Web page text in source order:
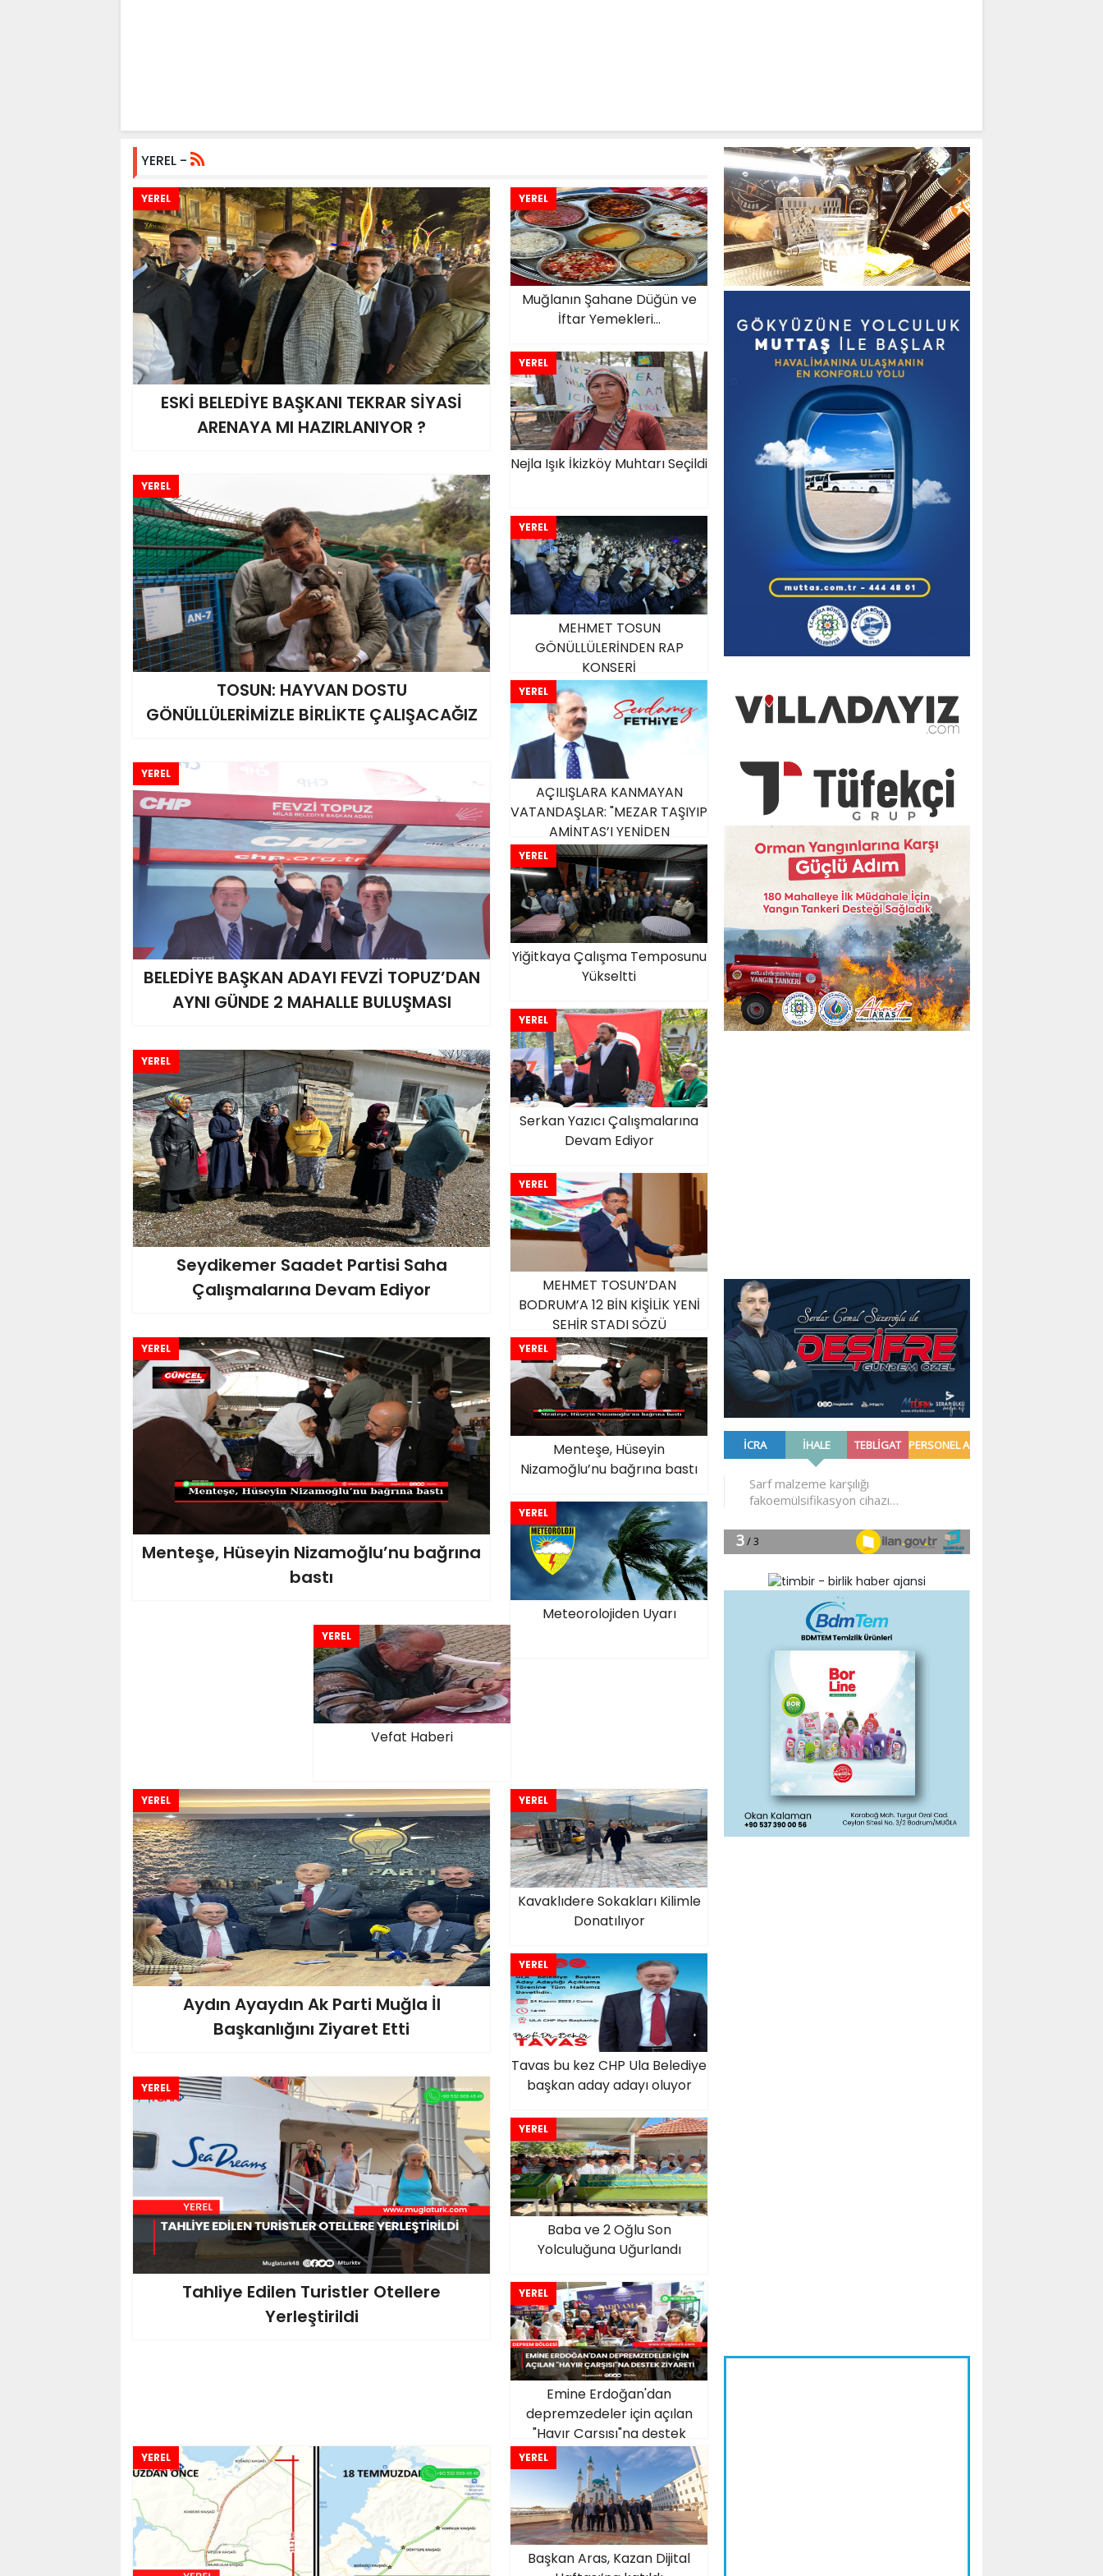
YEREL -
YEREL
ESKİ BELEDİYE BAŞKANI TEKRAR SİYASİ
ARENAYA MI HAZIRLANIYOR ?
YEREL
Muğlanın Şahane Düğün ve
İftar Yemekleri...
YEREL
Nejla Işık İkizköy Muhtarı Seçildi
YEREL
TOSUN: HAYVAN DOSTU
GÖNÜLLÜLERİMİZLE BİRLİKTE ÇALIŞACAĞIZ
YEREL
MEHMET TOSUN
GÖNÜLLÜLERİNDEN RAP
KONSERİ
YEREL
AÇILIŞLARA KANMAYAN
VATANDAŞLAR: "MEZAR TAŞIYIP
AMİNTAS’I YENİDEN
AÇACAKLAR"
YEREL
BELEDİYE BAŞKAN ADAYI FEVZİ TOPUZ’DAN
AYNI GÜNDE 2 MAHALLE BULUŞMASI
YEREL
Yiğitkaya Çalışma Temposunu
Yükseltti
YEREL
Serkan Yazıcı Çalışmalarına
Devam Ediyor
YEREL
Seydikemer Saadet Partisi Saha
Çalışmalarına Devam Ediyor
YEREL
MEHMET TOSUN’DAN
BODRUM’A 12 BİN KİŞİLİK YENİ
ŞEHİR STADI SÖZÜ
YEREL
Menteşe, Hüseyin
Nizamoğlu’nu bağrına bastı
YEREL
Menteşe, Hüseyin Nizamoğlu’nu bağrına
bastı
YEREL
Meteorolojiden Uyarı
YEREL
Vefat Haberi
YEREL
Aydın Ayaydın Ak Parti Muğla İl
Başkanlığını Ziyaret Etti
YEREL
Kavaklıdere Sokakları Kilimle
Donatılıyor
YEREL
Tavas bu kez CHP Ula Belediye
başkan aday adayı oluyor
YEREL
Tahliye Edilen Turistler Otellere
Yerleştirildi
YEREL
Baba ve 2 Oğlu Son
Yolculuğuna Uğurlandı
YEREL
Emine Erdoğan'dan
depremzedeler için açılan
"Hayır Çarşısı"na destek
ziyareti
YEREL YEREL
Başkan Aras, Kazan Dijital